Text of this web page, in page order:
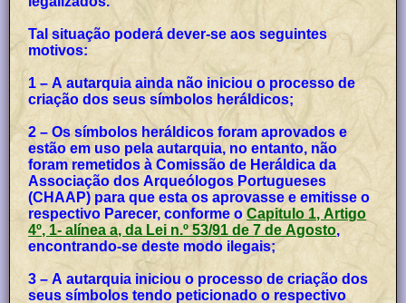
Tal situação poderá dever-se aos seguintes
motivos:
1 – A autarquia ainda não iniciou o processo de
criação dos seus símbolos heráldicos;
2 – Os símbolos heráldicos foram aprovados e
estão em uso pela autarquia, no entanto, não
foram remetidos à Comissão de Heráldica da
Associação dos Arqueólogos Portugueses
(CHAAP) para que esta os aprovasse e emitisse o
respectivo Parecer, conforme oCapitulo 1, Artigo
4º, 1- alínea a, da Lei n.º 53/91 de 7 de Agosto,
encontrando-se deste modo ilegais;
3 – A autarquia iniciou o processo de criação dos
seus símbolos tendo peticionado o respectivo